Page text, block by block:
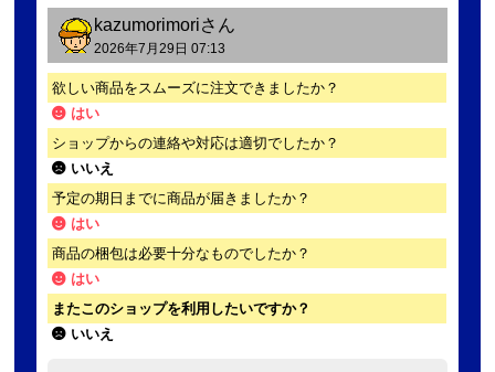
kazumorimoriさん
2026年7月29日 07:13
欲しい商品をスムーズに注文できましたか？
はい
ショップからの連絡や対応は適切でしたか？
いいえ
予定の期日までに商品が届きましたか？
はい
商品の梱包は必要十分なものでしたか？
はい
またこのショップを利用したいですか？
いいえ